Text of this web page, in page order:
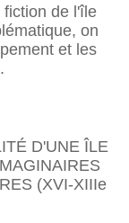
fiction de l'île
on
et les
D'UNE ÎLE
(XVI-XIIIe